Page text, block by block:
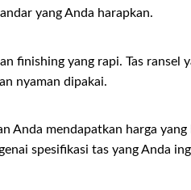
yang Anda harapkan.
finishing yang rapi. Tas ransel
nyaman dipakai.
Anda mendapatkan harga
spesifikasi tas yang Anda